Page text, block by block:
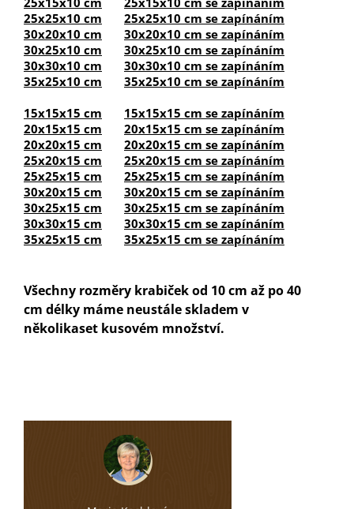
25x25x10 cm
25x25x10 cm se zapínáním
30x20x10 cm
30x20x10 cm se zapínáním
30x25x10 cm
30x25x10 cm se zapínáním
30x30x10 cm
30x30x10 cm se zapínáním
35x25x10 cm
35x25x10 cm se zapínáním
15x15x15 cm
15x15x15 cm se zapínáním
20x15x15 cm
20x15x15 cm se zapínáním
20x20x15 cm
20x20x15 cm se zapínáním
25x20x15 cm
25x20x15 cm se zapínáním
25x25x15 cm
25x25x15 cm se zapínáním
30x20x15 cm
30x20x15 cm se zapínáním
30x25x15 cm
30x25x15 cm se zapínáním
30x30x15 cm
30x30x15 cm se zapínáním
35x25x15 cm
35x25x15 cm se zapínáním
Všechny rozměry krabiček od 10 cm až po 40
cm délky máme neustále skladem v
několikaset kusovém množství.